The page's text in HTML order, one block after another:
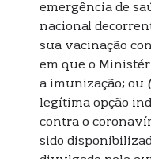
emergência de
nacional
sua vacinação
em que o
a imunização; ou
legítima opção
contra o
sido